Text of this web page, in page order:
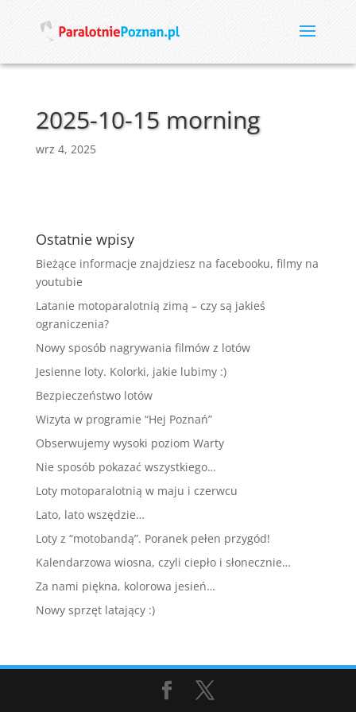
2025-10-15 morning
wrz 4, 2025
Ostatnie wpisy
Bieżące informacje znajdziesz na facebooku, filmy na
youtubie
Latanie motoparalotnią zimą – czy są jakieś
ograniczenia?
Nowy sposób nagrywania filmów z lotów
Jesienne loty. Kolorki, jakie lubimy :)
Bezpieczeństwo lotów
Wizyta w programie “Hej Poznań”
Obserwujemy wysoki poziom Warty
Nie sposób pokazać wszystkiego…
Loty motoparalotnią w maju i czerwcu
Lato, lato wszędzie…
Loty z “motobandą”. Poranek pełen przygód!
Kalendarzowa wiosna, czyli ciepło i słonecznie…
Za nami piękna, kolorowa jesień…
Nowy sprzęt latający :)